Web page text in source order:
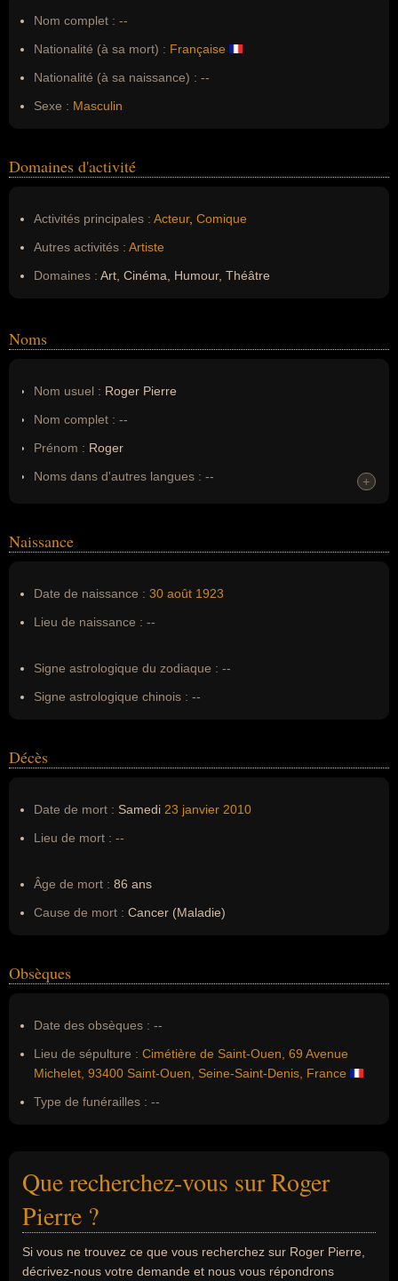
Nom complet : --
Nationalité (à sa mort) : Française
Nationalité (à sa naissance) : --
Sexe : Masculin
Domaines d'activité
Activités principales : Acteur, Comique
Autres activités : Artiste
Domaines : Art, Cinéma, Humour, Théâtre
Noms
Nom usuel : Roger Pierre
Nom complet : --
Prénom : Roger
Noms dans d'autres langues : --
Nom de famille :Pierre
+
Naissance
Date de naissance : 30 août 1923
Lieu de naissance : --
Signe astrologique du zodiaque : --
Signe astrologique chinois : --
Décès
Date de mort : Samedi 23 janvier 2010
Lieu de mort : --
Âge de mort : 86 ans
Cause de mort : Cancer (Maladie)
Obsèques
Date des obsèques : --
Lieu de sépulture : Cimétière de Saint-Ouen, 69 Avenue
Michelet, 93400 Saint-Ouen, Seine-Saint-Denis, France
Type de funérailles : --
Que recherchez-vous sur Roger
Pierre ?
Si vous ne trouvez ce que vous recherchez sur Roger Pierre,
décrivez-nous votre demande et nous vous répondrons